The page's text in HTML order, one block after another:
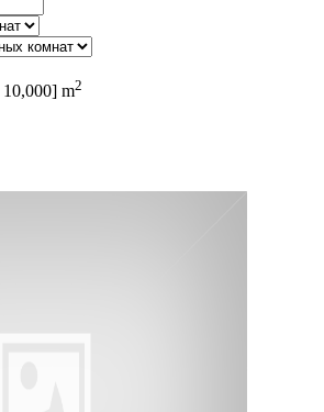
10,000] m2